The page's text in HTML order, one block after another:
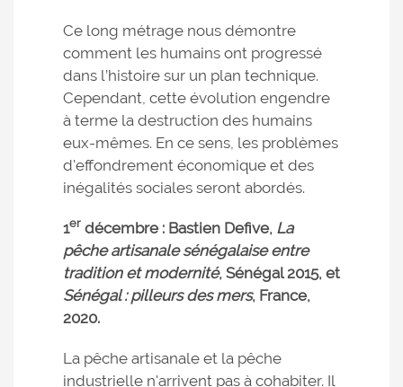
Ce long métrage nous démontre
comment les humains ont progressé
dans l’histoire sur un plan technique.
Cependant, cette évolution engendre
à terme la destruction des humains
eux-mêmes. En ce sens, les problèmes
d'effondrement économique et des
inégalités sociales seront abordés.
1er décembre : Bastien Defive, La
pêche artisanale sénégalaise entre
tradition et modernité, Sénégal 2015, et
Sénégal : pilleurs des mers, France,
2020.
La pêche artisanale et la pêche
industrielle n'arrivent pas à cohabiter. Il